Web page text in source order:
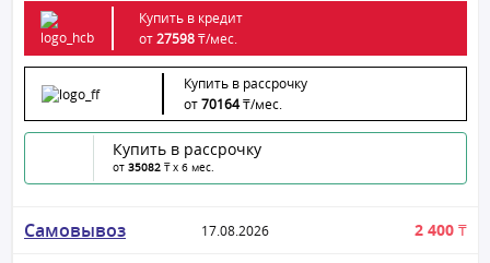
Купить в кредит
от27598₸/мес.
Купить в рассрочку
от70164₸/мес.
Купить в рассрочку
от 35082 ₸ x 6 мес.
Самовывоз 17.08.2026 2 400 ₸